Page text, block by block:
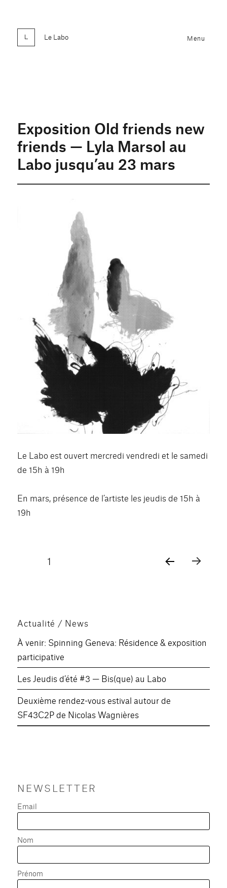
Le Labo Menu
Exposition Old friends new
friends — Lyla Marsol au
Labo jusqu’au 23 mars
Le Labo est ouvert mercredi vendredi et le samedi
de 15h à 19h
En mars, présence de l’artiste les jeudis de 15h à
19h
Pagination
1
Actualité / News
À venir: Spinning Geneva: Résidence & exposition
participative
Les Jeudis d’été #3 — Bis(que) au Labo
Deuxième rendez-vous estival autour de
SF43C2P de Nicolas Wagnières
NEWSLETTER
Email
Nom
Prénom